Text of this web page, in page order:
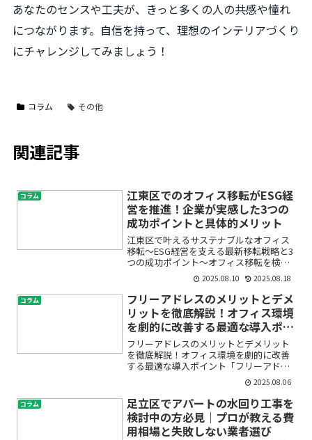
あなたのセンスや工夫が、きっと多くの人の共感や憧れ
につながります。自信を持って、理想のインテリアづくり
にチャレンジしてみましょう！
コラム その他
関連記事
コラム
江東区でのオフィス移転がESG経
営を推進！企業が実感した3つの
成功ポイントと具体的メリット
江東区で叶えるサステナブルなオフィス
移転～ESG経営を支える最新移転戦略と3
つの成功ポイント～オフィス移転を検討
する際、「単なる拠点の引っ越し」では
なく、「経営の新しい価値創出」に繋げ
たいと考えていませんか？近年、ESG経
営（環境・社会・ガ...
2025.08.10 2025.08.18
コラム
フリーアドレスのメリットとデメ
リットを徹底解説！オフィス環境
を劇的に改善する最適な導入ポイ
ント
フリーアドレスのメリットとデメリット
を徹底解説！オフィス環境を劇的に改善
する最適な導入ポイント「フリーアドレ
スオフィスって実際どうなの？」「働き
方改革には本当に効果があるの？」「コ
ミュニケーションや生産性は上がる
の？」こうした疑問や不安を抱...
2025.08.06
コラム
足立区でアパートの水回り工事を
検討中の方必見｜プロが教える費
用相場と失敗しない業者選び